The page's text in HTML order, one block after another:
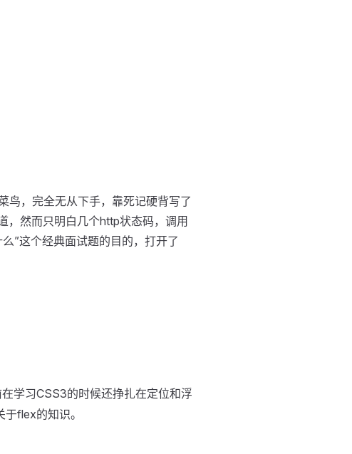
鸟，完全无从下手，靠死记硬背写了
，然而只明白几个http状态码，调用
”这个经典面试题的目的，打开了
学习CSS3的时候还挣扎在定位和浮
flex的知识。